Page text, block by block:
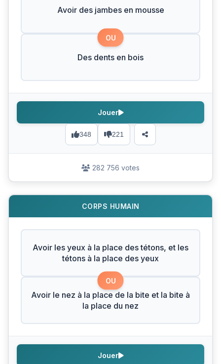
Avoir des jambes en mousse
OU
Des dents en bois
348 221
Jouer
282 756 votes
CORPS HUMAIN
Avoir les yeux à la place des tétons, et les
tétons à la place des yeux
OU
Avoir le nez à la place de la bite et la bite à
la place du nez
Jouer